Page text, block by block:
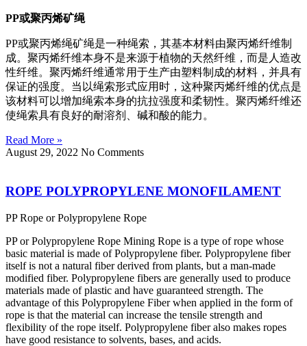
PP或聚丙烯矿绳
PP或聚丙烯绳矿绳是一种绳索，其基本材料由聚丙烯纤维制
成。聚丙烯纤维本身不是来源于植物的天然纤维，而是人造改
性纤维。聚丙烯纤维通常用于生产由塑料制成的材料，并具有
保证的强度。当以绳索形式应用时，这种聚丙烯纤维的优点是
该材料可以增加绳索本身的抗拉强度和柔韧性。聚丙烯纤维还
使绳索具有良好的耐溶剂、碱和酸的能力。
Read More »
August 29, 2022 No Comments
ROPE POLYPROPYLENE MONOFILAMENT
PP Rope or Polypropylene Rope
PP or Polypropylene Rope Mining Rope is a type of rope whose
basic material is made of Polypropylene fiber. Polypropylene fiber
itself is not a natural fiber derived from plants, but a man-made
modified fiber. Polypropylene fibers are generally used to produce
materials made of plastic and have guaranteed strength. The
advantage of this Polypropylene Fiber when applied in the form of
rope is that the material can increase the tensile strength and
flexibility of the rope itself. Polypropylene fiber also makes ropes
have good resistance to solvents, bases, and acids.